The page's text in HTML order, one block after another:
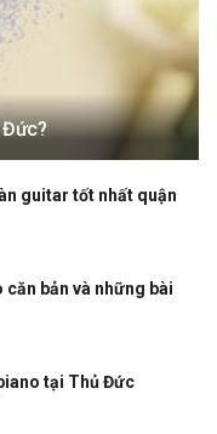
Đức?
guitar tốt nhất quận
bản và những bài
tại Thủ Đức